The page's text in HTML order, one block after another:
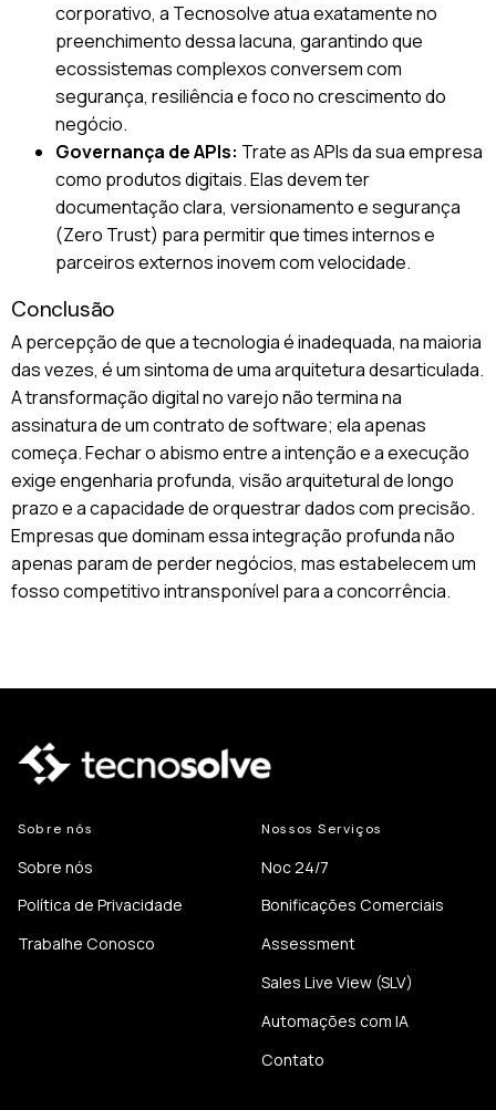
corporativo, a Tecnosolve atua exatamente no
preenchimento dessa lacuna, garantindo que
ecossistemas complexos conversem com
segurança, resiliência e foco no crescimento do
negócio.
Governança de APIs: Trate as APIs da sua empresa
como produtos digitais. Elas devem ter
documentação clara, versionamento e segurança
(Zero Trust) para permitir que times internos e
parceiros externos inovem com velocidade.
Conclusão
A percepção de que a tecnologia é inadequada, na maioria
das vezes, é um sintoma de uma arquitetura desarticulada.
A transformação digital no varejo não termina na
assinatura de um contrato de software; ela apenas
começa. Fechar o abismo entre a intenção e a execução
exige engenharia profunda, visão arquitetural de longo
prazo e a capacidade de orquestrar dados com precisão.
Empresas que dominam essa integração profunda não
apenas param de perder negócios, mas estabelecem um
fosso competitivo intransponível para a concorrência.
Sobre nós
Sobre nós
Política de Privacidade
Trabalhe Conosco
Nossos Serviços
Noc 24/7
Bonificações Comerciais
Assessment
Sales Live View (SLV)
Automações com IA
Contato